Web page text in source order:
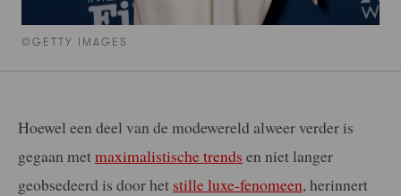
©GETTY IMAGES
Hoewel een deel van de modewereld alweer verder is
gegaan metmaximalistische trends en niet langer
geobsedeerd is door het stille luxe-fenomeen, herinnert